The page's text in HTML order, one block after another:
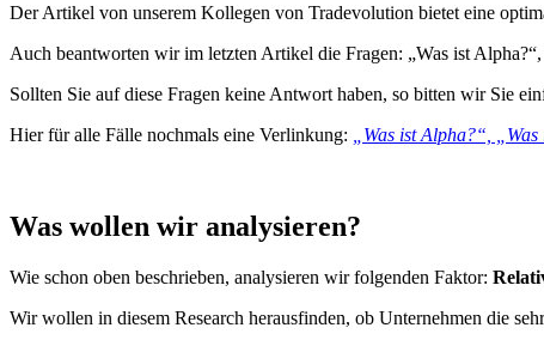
Der Artikel von unserem Kollegen von Tradevolution bietet eine
Auch beantworten wir im letzten Artikel die Fragen: „Was ist
Sollten Sie auf diese Fragen keine Antwort haben, so bitten wir Sie
Hier für alle Fälle nochmals eine Verlinkung:
„Was ist Alpha?“,
Was wollen wir analysieren?
Wie schon oben beschrieben, analysieren wir folgenden Faktor:
Wir wollen in diesem Research herausfinden, ob Unternehmen die